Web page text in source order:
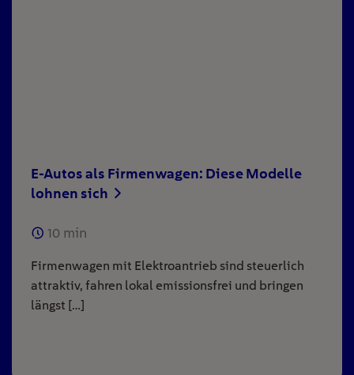
E-Autos als Firmenwagen: Diese Modelle
lohnen sich
10 min
Firmenwagen mit Elektroantrieb sind steuerlich
attraktiv, fahren lokal emissionsfrei und bringen
längst […]